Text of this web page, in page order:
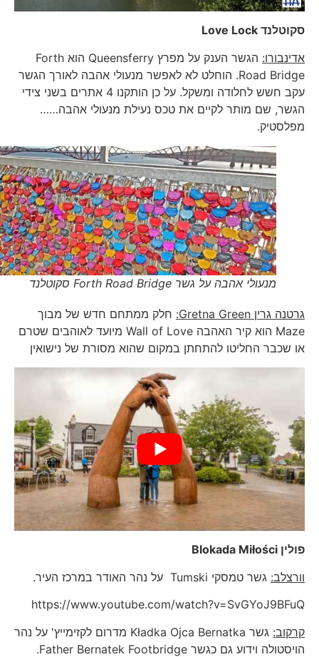
סקוטלנדLove Lock
אדינבורו:
הגשר הענק על מפרץ Queensferry הוא Forth
Road Bridge. הוחלט לא לאפשר מנעולי אהבה לאורך הגשר
עקב חשש לחלודה ומשקל. על כן הותקנו 4 אתרים בשני צידי
הגשר, שם מותר לקיים את טכס נעילת מנעולי אהבה……
מפלסטיק.
מנעולי אהבה על גשר Forth Road Bridge סקוטלנד
גרטנה גריןGretna Green
:חלק ממתחם חדש של מבוך
Maze הוא קיר האהבה Wall of Love מיועד לאוהבים שטרם
או שכבר החליטו להתחתן במקום שהוא מסורת של נישואין
פוליןBlokada Miłości
וורצלב:גשר טמסקי Tumski על נהר האודר במרכז העיר.
https://www.youtube.com/watch?v=SvGYoJ9BFuQ
קרקוב:
גשר Kładka Ojca Bernatka מדרום לקזימייץ' על נהר
הויסטולה וידוע גם כגשר Father Bernatek Footbridge.